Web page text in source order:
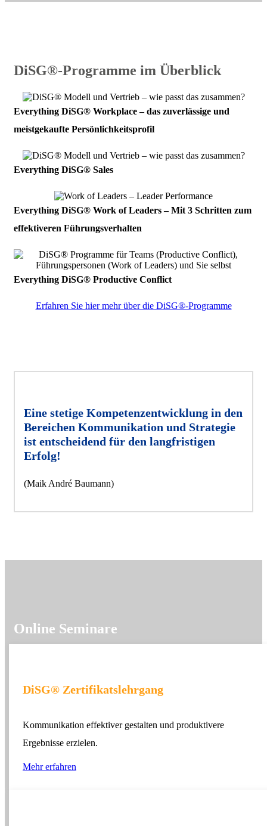
DiSG®-Programme im Überblick
Everything DiSG® Workplace – das zuverlässige und
meistgekaufte Persönlichkeitsprofil
Everything DiSG® Sales
Everything DiSG® Work of Leaders – Mit 3 Schritten zum
effektiveren Führungsverhalten
Everything DiSG® Productive Conflict
Erfahren Sie hier mehr über die DiSG®-Programme
Eine stetige Kompetenzentwicklung in den
Bereichen Kommunikation und Strategie
ist entscheidend für den langfristigen
Erfolg!
(Maik André Baumann)
Online Seminare
DiSG® Zertifikatslehrgang
Kommunikation effektiver gestalten und produktivere
Ergebnisse erzielen.
Mehr erfahren